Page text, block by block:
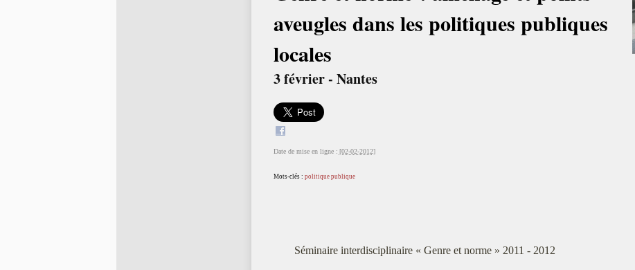
aveugles dans les politiques publiques
locales
3 février - Nantes
Date de mise en ligne : [02-02-2012]
Mots-clés : politique publique
Séminaire interdisciplinaire « Genre et norme » 2011 - 2012